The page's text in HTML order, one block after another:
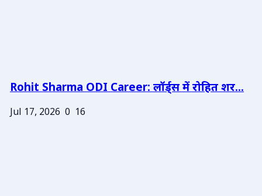
Rohit Sharma ODI Career: लॉर्ड्स में रोहित शर...
Jul 17, 2026 0 16